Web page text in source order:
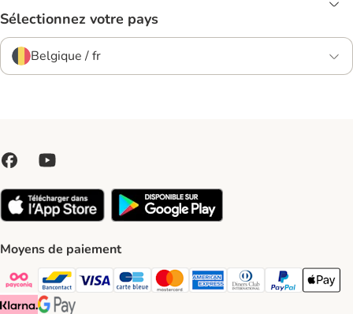
Sélectionnez votre pays
Belgique / fr
Moyens de paiement
Payconiq Payment Method
bancontact Payment Method
Visa Payment Method
carte bleue Payment Method
Master card Payment Method
American express Payment
Diners club Payment
Paypal Payment
Apple